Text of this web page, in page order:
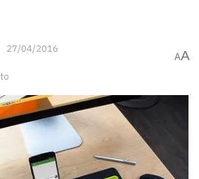
27/04/2016
AA